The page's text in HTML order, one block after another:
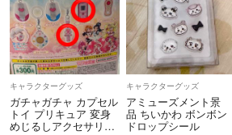
キャラクターグッズ
ガチャガチャ カプセル
トイ プリキュア 変身
めじるしアクセサリ
キャラクターグッズ
アミューズメント景
品 ちいかわ ボンボン
ドロップシール